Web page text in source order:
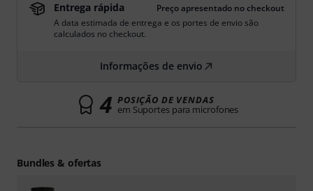
Entrega rápida
Preço apresentado no checkout
A data estimada de entrega e os portes de envio são
calculados no checkout.
Informações de envio
4 POSIÇÃO DE VENDAS
em Suportes para microfones
Bundles & ofertas